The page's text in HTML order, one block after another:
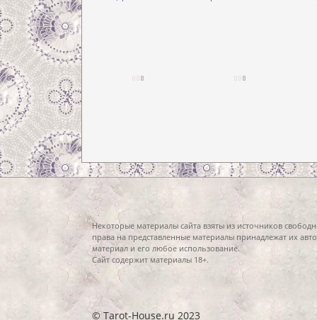
Некоторые материалы сайта взяты из источников
права на представленные материалы принадлежат их
материал и его любое использование.
Сайт содержит материалы 18+.
© Tarot-House.ru 2023